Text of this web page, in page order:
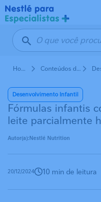
Pular para o conteúdo
Home Conteúdos de Nutrição em Pediatria
Desenvolvimento Infantil
Fórmulas infantis
leite parcialmente
Autor(a):Nestlé Nutrition
20/12/2024 10 min de leitura